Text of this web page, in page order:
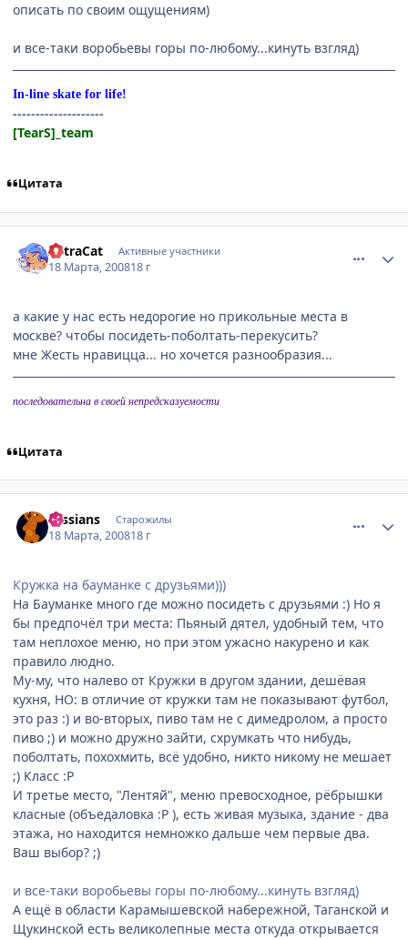
описать по своим ощущениям)
и все-таки воробьевы горы по-любому...кинуть взгляд)
In-line skate for life!
--------------------
[TearS]_team
Цитата
AstraCat Активные участники
18 Марта, 200818 г
а какие у нас есть недорогие но прикольные места в
москве? чтобы посидеть-поболтать-перекусить?
мне Жесть нравицца... но хочется разнообразия...
последовательна в своей непредсказуемости
Цитата
russians Старожилы
18 Марта, 200818 г
Кружка на бауманке с друзьями)))
На Бауманке много где можно посидеть с друзьями :) Но я
бы предпочёл три места: Пьяный дятел, удобный тем, что
там неплохое меню, но при этом ужасно накурено и как
правило людно.
Му-му, что налево от Кружки в другом здании, дешёвая
кухня, НО: в отличие от кружки там не показывают футбол,
это раз :) и во-вторых, пиво там не с димедролом, а просто
пиво ;) и можно дружно зайти, схрумкать что нибудь,
поболтать, похохмить, всё удобно, никто никому не мешает
;) Класс :P
И третье место, "Лентяй", меню превосходное, рёбрышки
класные (объедаловка :P ), есть живая музыка, здание - два
этажа, но находится немножко дальше чем первые два.
Ваш выбор? ;)
и все-таки воробьевы горы по-любому...кинуть взгляд)
А ещё в области Карамышевской набережной, Таганской и
Щукинской есть великолепные места откуда открывается